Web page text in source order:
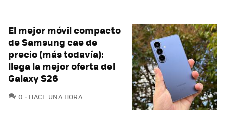
El mejor móvil compacto
de Samsung cae de
precio (más todavía):
llega la mejor oferta del
Galaxy S26
0 COMENTARIOS
HACE UNA HORA